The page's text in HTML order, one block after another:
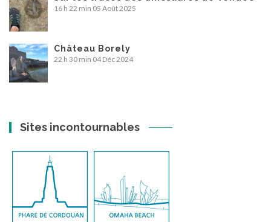
16 h 22 min 05 Août 2025
Château Borely
22 h 30 min 04 Déc 2024
Sites incontournables